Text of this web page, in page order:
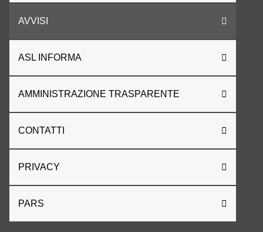
AVVISI
ASL INFORMA
AMMINISTRAZIONE TRASPARENTE
CONTATTI
PRIVACY
PARS